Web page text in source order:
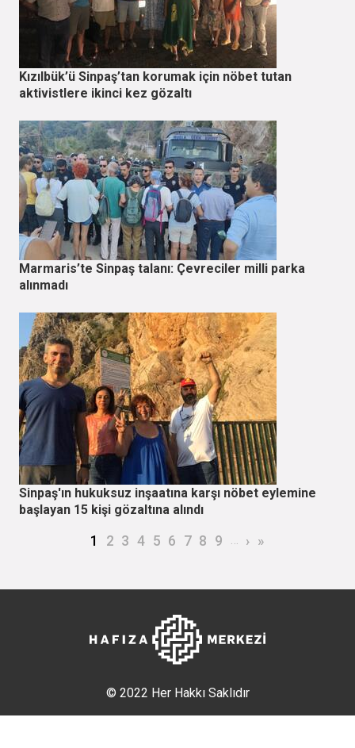
Kızılbük’ü Sinpaş’tan korumak için nöbet tutan
aktivistlere ikinci kez gözaltı
Marmaris’te Sinpaş talanı: Çevreciler milli parka
alınmadı
Sinpaş'ın hukuksuz inşaatına karşı nöbet eylemine
başlayan 15 kişi gözaltına alındı
Şu an kullanılan sayfa
1 Page
2 Page
3 Page
4 Page
5 Page
6 Page
7 Page
8 Page
9 … Sonraki sayfa
› Son sayfa
»
© 2022 Her Hakkı Saklıdır